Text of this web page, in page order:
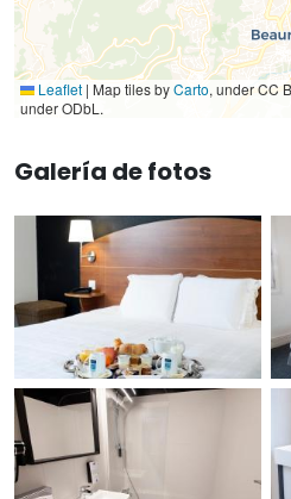
Leaflet | Map tiles byCarto, under CC
under ODbL.
Galería de fotos